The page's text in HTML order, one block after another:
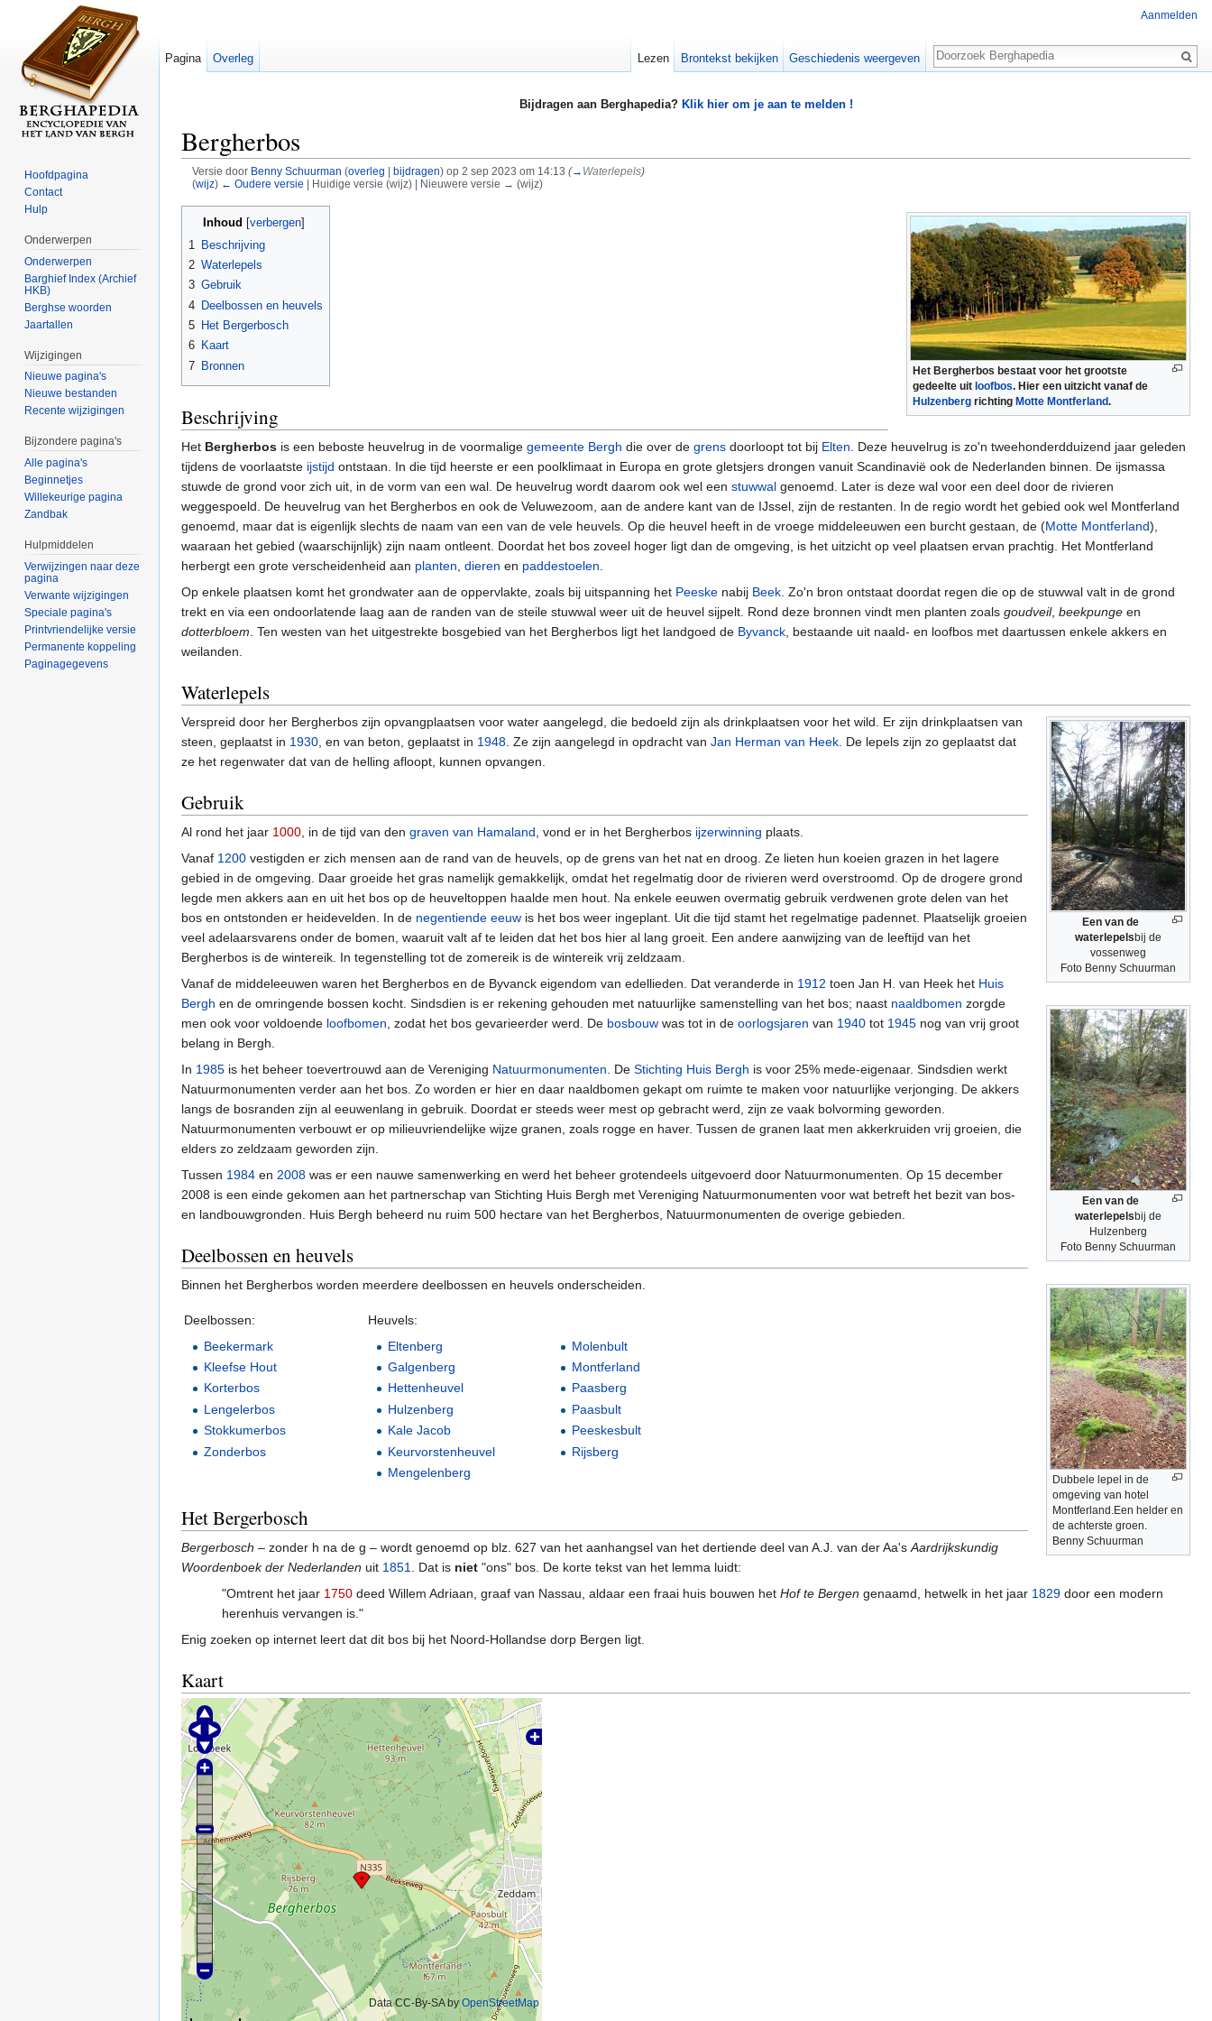
Bijdragen aan Berghapedia? Klik hier om je aan te melden !
Bergherbos
Versie door Benny Schuurman (overleg bijdragen)op 2 sep 2023 om 14:13 (→ Waterlepels)
(wijz) ← Oudere versie | Huidige versie (wijz) | Nieuwere versie → (wijz)
Het Bergherbos bestaat voor het grootste
gedeelte uit loofbos. Hier een uitzicht vanaf de
Hulzenberg richting Motte Montferland.
Inhoud [verbergen]
1
Beschrijving
2 Waterlepels
3 Gebruik
4 Deelbossen en heuvels
5 Het Bergerbosch
6 Kaart
7 Bronnen
Beschrijving
Het Bergherbos is een beboste heuvelrug in de voormalige gemeente Bergh die over de grens doorloopt tot bij Elten . Deze heuvelrug is zo'n tweehonderdduizend jaar geleden
tijdens de voorlaatste ijstijd ontstaan. In die tijd heerste er een poolklimaat in Europa en grote gletsjers drongen vanuit Scandinavië ook de Nederlanden binnen. De ijsmassa
stuwde de grond voor zich uit, in de vorm van een wal. De heuvelrug wordt daarom ook wel een stuwwal genoemd. Later is deze wal voor een deel door de rivieren
weggespoeld. De heuvelrug van het Bergherbos en ook de Veluwezoom, aan de andere kant van de IJssel, zijn de restanten. In de regio wordt het gebied ook wel Montferland
genoemd, maar dat is eigenlijk slechts de naam van een van de vele heuvels. Op die heuvel heeft in de vroege middeleeuwen een burcht gestaan, de (Motte Montferland),
waaraan het gebied (waarschijnlijk) zijn naam ontleent. Doordat het bos zoveel hoger ligt dan de omgeving, is het uitzicht op veel plaatsen ervan prachtig. Het Montferland
herbergt een grote verscheidenheid aan planten dieren en paddestoelen
Op enkele plaatsen komt het grondwater aan de oppervlakte, zoals bij uitspanning het Peeske nabij Beek . Zo'n bron ontstaat doordat regen die op de stuwwal valt in de grond
trekt en via een ondoorlatende laag aan de randen van de steile stuwwal weer uit de heuvel sijpelt. Rond deze bronnen vindt men planten zoals goudveil, beekpunge en
dotterbloem . Ten westen van het uitgestrekte bosgebied van het Bergherbos ligt het landgoed de Byvanck , bestaande uit naald- en loofbos met daartussen enkele akkers en
weilanden.
Waterlepels
Een van de
waterlepelsbij de
vossenweg
Foto Benny Schuurman
Een van de
waterlepelsbij de
Hulzenberg
Foto Benny Schuurman
Verspreid door her Bergherbos zijn opvangplaatsen voor water aangelegd, die bedoeld zijn als drinkplaatsen voor het wild. Er zijn drinkplaatsen van
steen, geplaatst in 1930 , en van beton, geplaatst in 1948 . Ze zijn aangelegd in opdracht van Jan Herman van Heek . De lepels zijn zo geplaatst dat
ze het regenwater dat van de helling afloopt, kunnen opvangen.
Dubbele lepel in de
omgeving van hotel
Montferland.Een helder en
de achterste groen. ‎
Benny Schuurman
Gebruik
Al rond het jaar 1000 , in de tijd van den graven van Hamaland , vond er in het Bergherbos ijzerwinning plaats.
Vanaf 1200 vestigden er zich mensen aan de rand van de heuvels, op de grens van het nat en droog. Ze lieten hun koeien grazen in het lagere
gebied in de omgeving. Daar groeide het gras namelijk gemakkelijk, omdat het regelmatig door de rivieren werd overstroomd. Op de drogere grond
legde men akkers aan en uit het bos op de heuveltoppen haalde men hout. Na enkele eeuwen overmatig gebruik verdwenen grote delen van het
bos en ontstonden er heidevelden. In de negentiende eeuw is het bos weer ingeplant. Uit die tijd stamt het regelmatige padennet. Plaatselijk groeien
veel adelaarsvarens onder de bomen, waaruit valt af te leiden dat het bos hier al lang groeit. Een andere aanwijzing van de leeftijd van het
Bergherbos is de wintereik. In tegenstelling tot de zomereik is de wintereik vrij zeldzaam.
Vanaf de middeleeuwen waren het Bergherbos en de Byvanck eigendom van edellieden. Dat veranderde in 1912 toen Jan H. van Heek het Huis
Bergh en de omringende bossen kocht. Sindsdien is er rekening gehouden met natuurlijke samenstelling van het bos; naast naaldbomen zorgde
men ook voor voldoende loofbomen , zodat het bos gevarieerder werd. De bosbouw was tot in de oorlogsjaren van 1940 tot 1945 nog van vrij groot
belang in Bergh.
In 1985 is het beheer toevertrouwd aan de Vereniging Natuurmonumenten . De Stichting Huis Bergh is voor 25% mede-eigenaar. Sindsdien werkt
Natuurmonumenten verder aan het bos. Zo worden er hier en daar naaldbomen gekapt om ruimte te maken voor natuurlijke verjonging. De akkers
langs de bosranden zijn al eeuwenlang in gebruik. Doordat er steeds weer mest op gebracht werd, zijn ze vaak bolvorming geworden.
Natuurmonumenten verbouwt er op milieuvriendelijke wijze granen, zoals rogge en haver. Tussen de granen laat men akkerkruiden vrij groeien, die
elders zo zeldzaam geworden zijn.
Tussen 1984 en 2008 was er een nauwe samenwerking en werd het beheer grotendeels uitgevoerd door Natuurmonumenten. Op 15 december
2008 is een einde gekomen aan het partnerschap van Stichting Huis Bergh met Vereniging Natuurmonumenten voor wat betreft het bezit van bos-
en landbouwgronden. Huis Bergh beheerd nu ruim 500 hectare van het Bergherbos, Natuurmonumenten de overige gebieden.
Deelbossen en heuvels
Binnen het Bergherbos worden meerdere deelbossen en heuvels onderscheiden.
Deelbossen:
Beekermark
Kleefse Hout
Korterbos
Lengelerbos
Stokkumerbos
Zonderbos
Heuvels:
Eltenberg
Galgenberg
Hettenheuvel
Hulzenberg
Kale Jacob
Keurvorstenheuvel
Mengelenberg
Molenbult
Montferland
Paasberg
Paasbult
Peeskesbult
Rijsberg
Het Bergerbosch
Bergerbosch – zonder h na de g – wordt genoemd op blz. 627 van het aanhangsel van het dertiende deel van A.J. van der Aa's Aardrijkskundig
Woordenboek der Nederlanden uit 1851 . Dat is niet "ons" bos. De korte tekst van het lemma luidt:
"Omtrent het jaar 1750deed Willem Adriaan, graaf van Nassau, aldaar een fraai huis bouwen het Hof te Bergen genaamd, hetwelk in het jaar 1829door een modern
herenhuis vervangen is."
Enig zoeken op internet leert dat dit bos bij het Noord-Hollandse dorp Bergen ligt.
Kaart
Data CC-By-SA byOpenStreetMap
Aanmelden
Pagina Overleg Lezen Brontekst bekijken Geschiedenis weergeven
Zoeken
Hoofdpagina
Contact
Hulp
Onderwerpen
Onderwerpen
Barghief Index (Archief
HKB)
Berghse woorden
Jaartallen
Wijzigingen
Nieuwe pagina's
Nieuwe bestanden
Recente wijzigingen
Bijzondere pagina's
Alle pagina's
Beginnetjes
Willekeurige pagina
Zandbak
Hulpmiddelen
Verwijzingen naar deze
pagina
Verwante wijzigingen
Speciale pagina's
Printvriendelijke versie
Permanente koppeling
Paginagegevens